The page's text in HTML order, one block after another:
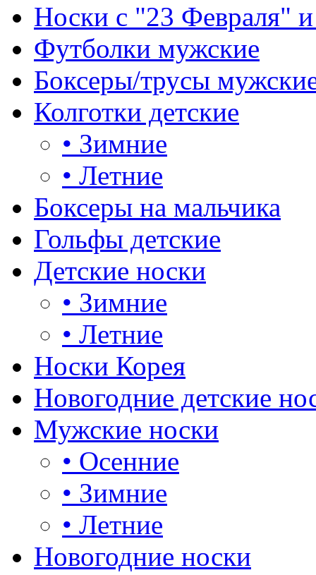
Носки с "23 Февраля"
Футболки мужские
Боксеры/трусы
Колготки детские
• Зимние
• Летние
Боксеры на мальчика
Гольфы детские
Детские носки
• Зимние
• Летние
Носки Корея
Новогодние детские
Мужские носки
• Осенние
• Зимние
• Летние
Новогодние носки